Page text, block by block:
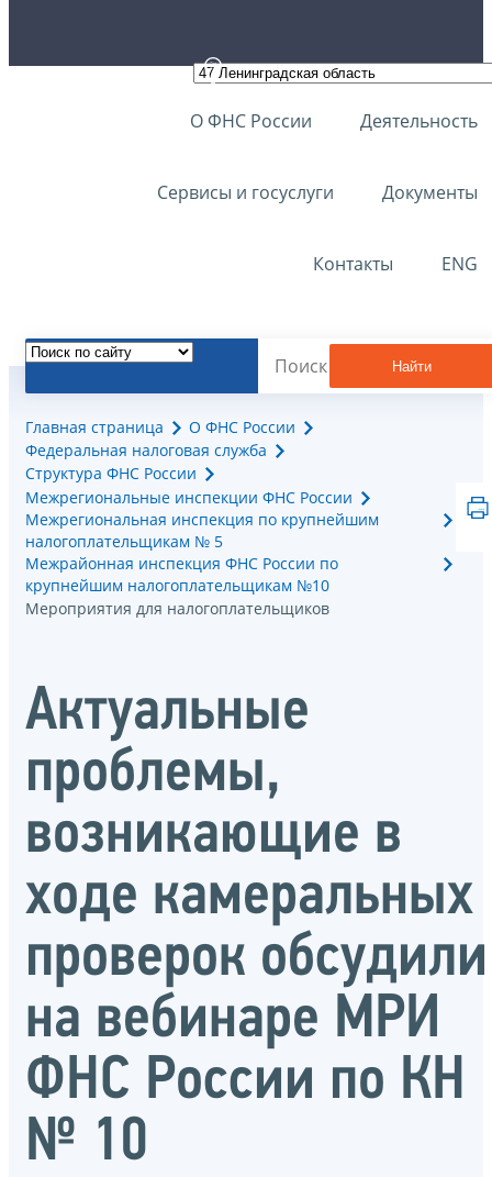
О ФНС России Деятельность
Сервисы и госуслуги Документы
Контакты ENG
Найти
Главная страница
О ФНС России
Федеральная налоговая служба
Структура ФНС России
Межрегиональные инспекции ФНС России
Межрегиональная инспекция по крупнейшим
налогоплательщикам № 5
Межрайонная инспекция ФНС России по
крупнейшим налогоплательщикам №10
Мероприятия для налогоплательщиков
Актуальные
проблемы,
возникающие в
ходе камеральных
проверок обсудили
на вебинаре МРИ
ФНС России по КН
№ 10